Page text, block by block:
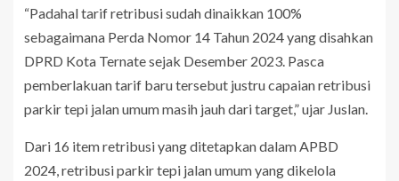
“Padahal tarif retribusi sudah dinaikkan 100%
sebagaimana Perda Nomor 14 Tahun 2024 yang disahkan
DPRD Kota Ternate sejak Desember 2023. Pasca
pemberlakuan tarif baru tersebut justru capaian retribusi
parkir tepi jalan umum masih jauh dari target,” ujar Juslan.
Dari 16 item retribusi yang ditetapkan dalam APBD
2024, retribusi parkir tepi jalan umum yang dikelola